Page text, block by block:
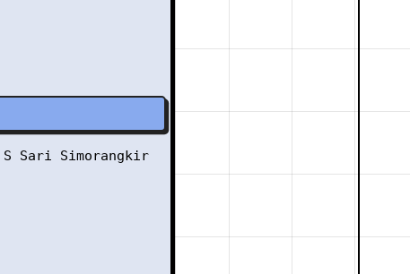
S Sari Simorangkir